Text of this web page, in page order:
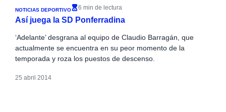
NOTICIAS DEPORTIVO 6 min de lectura
Así juega la SD Ponferradina
‘Adelante’ desgrana al equipo de Claudio Barragán, que
actualmente se encuentra en su peor momento de la
temporada y roza los puestos de descenso.
25 abril 2014